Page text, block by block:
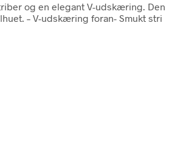
og en elegant V-udskæring. Den
– V-udskæring foran- Smukt stri